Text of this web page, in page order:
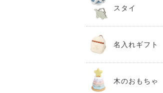
スタイ
名入れギフト
木のおもちゃ